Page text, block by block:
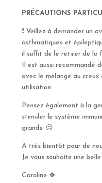
PRÉCAUTIONS
❗️ Veillez à demander un
asthmatiques et
il suffit de le retirer de la
Il est aussi recommandé
avec le mélange au
utilisation.
Pensez également à la
stimuler le système
grands. 😉
À très bientôt pour de
Je vous souhaite une
Caroline 🍀